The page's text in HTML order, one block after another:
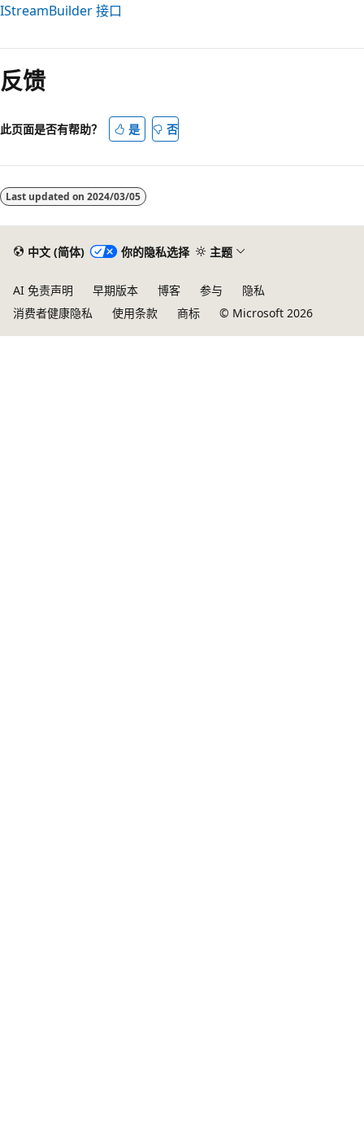
IStreamBuilder 接口
反馈
此页面是否有帮助？ 是 否
Last updated on 2024/03/05
中文 (简体) 你的隐私选择 主题
AI 免责声明 早期版本 博客 参与
隐私
消费者健康隐私
使用条款 商标 © Microsoft 2026